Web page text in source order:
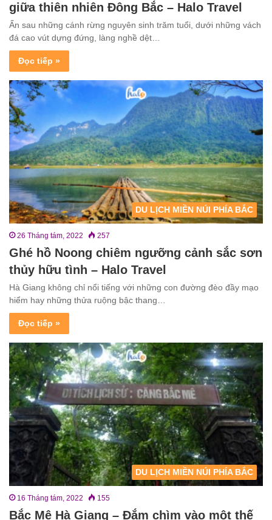
giữa thiên nhiên Đông Bắc – Halo Travel
Ấn sau những cánh rừng nguyên sinh trăm tuổi, dưới những vách
đá cao vút dựng đứng, làng nghề dệt…
Đọc tiếp »
DU LỊCH MIỀN NÚI PHÍA BẮC
26 Tháng tám, 2022 257
Ghé hồ Noong chiêm ngưỡng cảnh sắc sơn
thủy hữu tình – Halo Travel
Hà Giang không chỉ nổi tiếng với những con đường đèo đầy mạo
hiểm hay những thửa ruộng bậc thang…
Đọc tiếp »
DU LỊCH MIỀN NÚI PHÍA BẮC
16 Tháng tám, 2022 155
Bắc Mê Hà Giang – Đắm chìm vào một thế